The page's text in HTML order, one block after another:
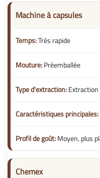
Machine à capsules
Très rapide
Préemballée
Moyen, plus
Chemex